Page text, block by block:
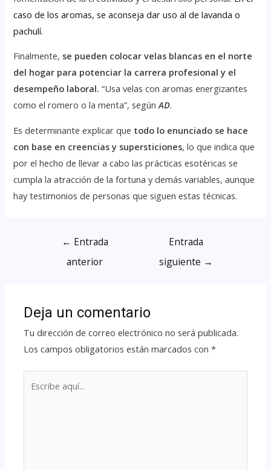
caso de los aromas, se aconseja dar uso al de lavanda o
pachulí.
Finalmente, se pueden colocar velas blancas en el norte
del hogar para potenciar la carrera profesional y el
desempeño laboral. “Usa velas con aromas energizantes
como el romero o la menta”, segúnAD.
Es determinante explicar que todo lo enunciado se hace
con base en creencias y supersticiones, lo que indica que
por el hecho de llevar a cabo las prácticas esotéricas se
cumpla la atracción de la fortuna y demás variables, aunque
hay testimonios de personas que siguen estas técnicas.
← Entrada
anterior
Entrada
siguiente →
Deja un comentario
Tu dirección de correo electrónico no será publicada.
Los campos obligatorios están marcados con*